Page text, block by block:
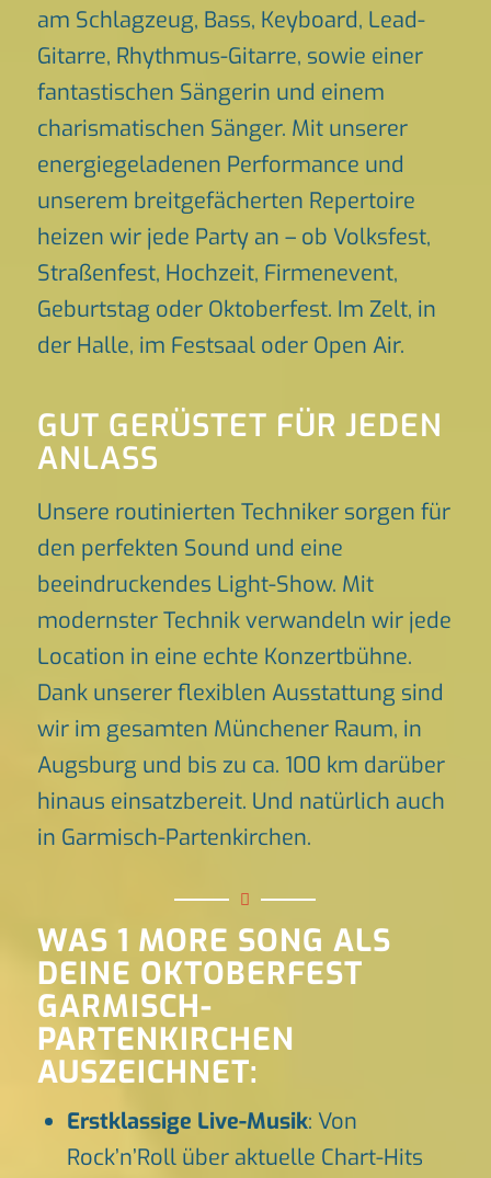
am Schlagzeug, Bass, Keyboard, Lead-
Gitarre, Rhythmus-Gitarre, sowie einer
fantastischen Sängerin und einem
charismatischen Sänger. Mit unserer
energiegeladenen Performance und
unserem breitgefächerten Repertoire
heizen wir jede Party an – ob Volksfest,
Straßenfest, Hochzeit, Firmenevent,
Geburtstag oder Oktoberfest. Im Zelt, in
der Halle, im Festsaal oder Open Air.
GUT GERÜSTET FÜR JEDEN
ANLASS
Unsere routinierten Techniker sorgen für
den perfekten Sound und eine
beeindruckendes Light-Show. Mit
modernster Technik verwandeln wir jede
Location in eine echte Konzertbühne.
Dank unserer flexiblen Ausstattung sind
wir im gesamten Münchener Raum, in
Augsburg und bis zu ca. 100 km darüber
hinaus einsatzbereit. Und natürlich auch
in Garmisch-Partenkirchen.
WAS 1 MORE SONG ALS
DEINE OKTOBERFEST
GARMISCH-
PARTENKIRCHEN
AUSZEICHNET:
Erstklassige Live-Musik: Von
Rock’n’Roll über aktuelle Chart-Hits